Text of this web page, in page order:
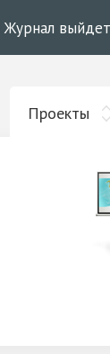
Журнал выйдет
Проекты